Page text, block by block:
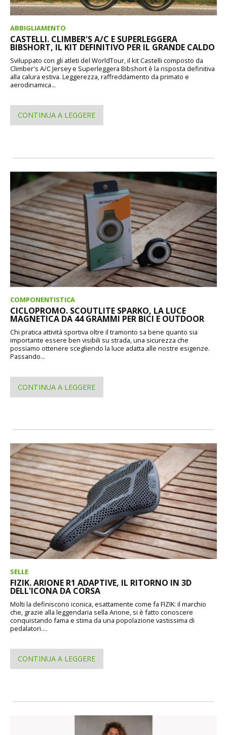
ABBIGLIAMENTO
CASTELLI. CLIMBER'S A/C E SUPERLEGGERA
BIBSHORT, IL KIT DEFINITIVO PER IL GRANDE CALDO
Sviluppato con gli atleti del WorldTour, il kit Castelli composto da
Climber's A/C Jersey e Superleggera Bibshort è la risposta definitiva
alla calura estiva. Leggerezza, raffreddamento da primato e
aerodinamica...
CONTINUA A LEGGERE
COMPONENTISTICA
CICLOPROMO. SCOUTLITE SPARKO, LA LUCE
MAGNETICA DA 44 GRAMMI PER BICI E OUTDOOR
Chi pratica attività sportiva oltre il tramonto sa bene quanto sia
importante essere ben visibili su strada, una sicurezza che
possiamo ottenere scegliendo la luce adatta alle nostre esigenze.
Passando...
CONTINUA A LEGGERE
SELLE
FIZIK. ARIONE R1 ADAPTIVE, IL RITORNO IN 3D
DELL'ICONA DA CORSA
Molti la definiscono iconica, esattamente come fa FIZIK: il marchio
che, grazie alla leggendaria sella Arione, si è fatto conoscere
conquistando fama e stima da una popolazione vastissima di
pedalatori....
CONTINUA A LEGGERE